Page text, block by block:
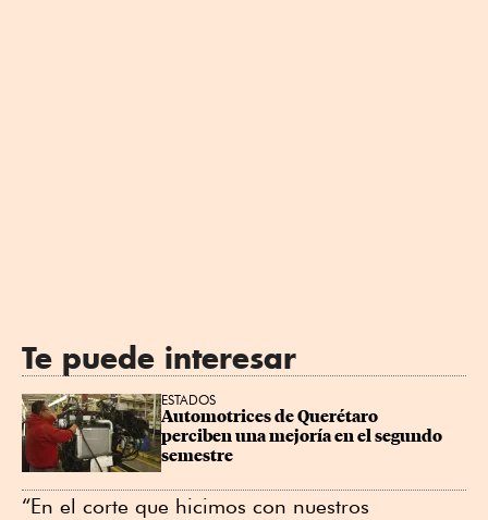
Te puede interesar
ESTADOS
Automotrices de Querétaro
perciben una mejoría en el segundo
semestre
“En el corte que hicimos con nuestros